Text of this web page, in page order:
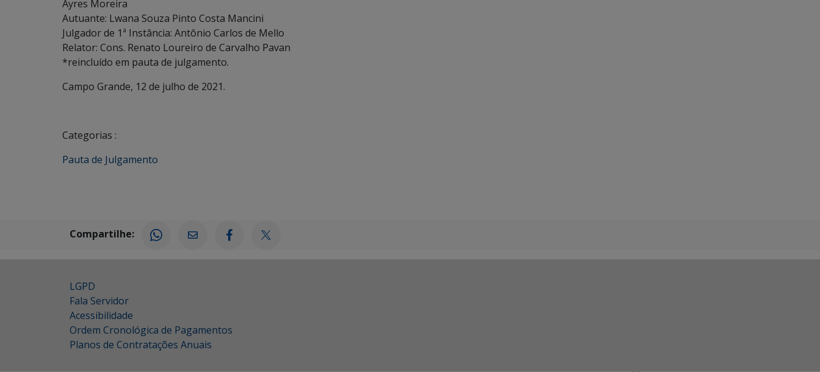
Ayres Moreira
Autuante: Lwana Souza Pinto Costa Mancini
Julgador de 1ª Instância: Antônio Carlos de Mello
Relator: Cons. Renato Loureiro de Carvalho Pavan
*reincluído em pauta de julgamento.
Campo Grande, 12 de julho de 2021.
Categorias :
Pauta de Julgamento
Compartilhe:
LGPD
Fala Servidor
Acessibilidade
Ordem Cronológica de Pagamentos
Planos de Contratações Anuais